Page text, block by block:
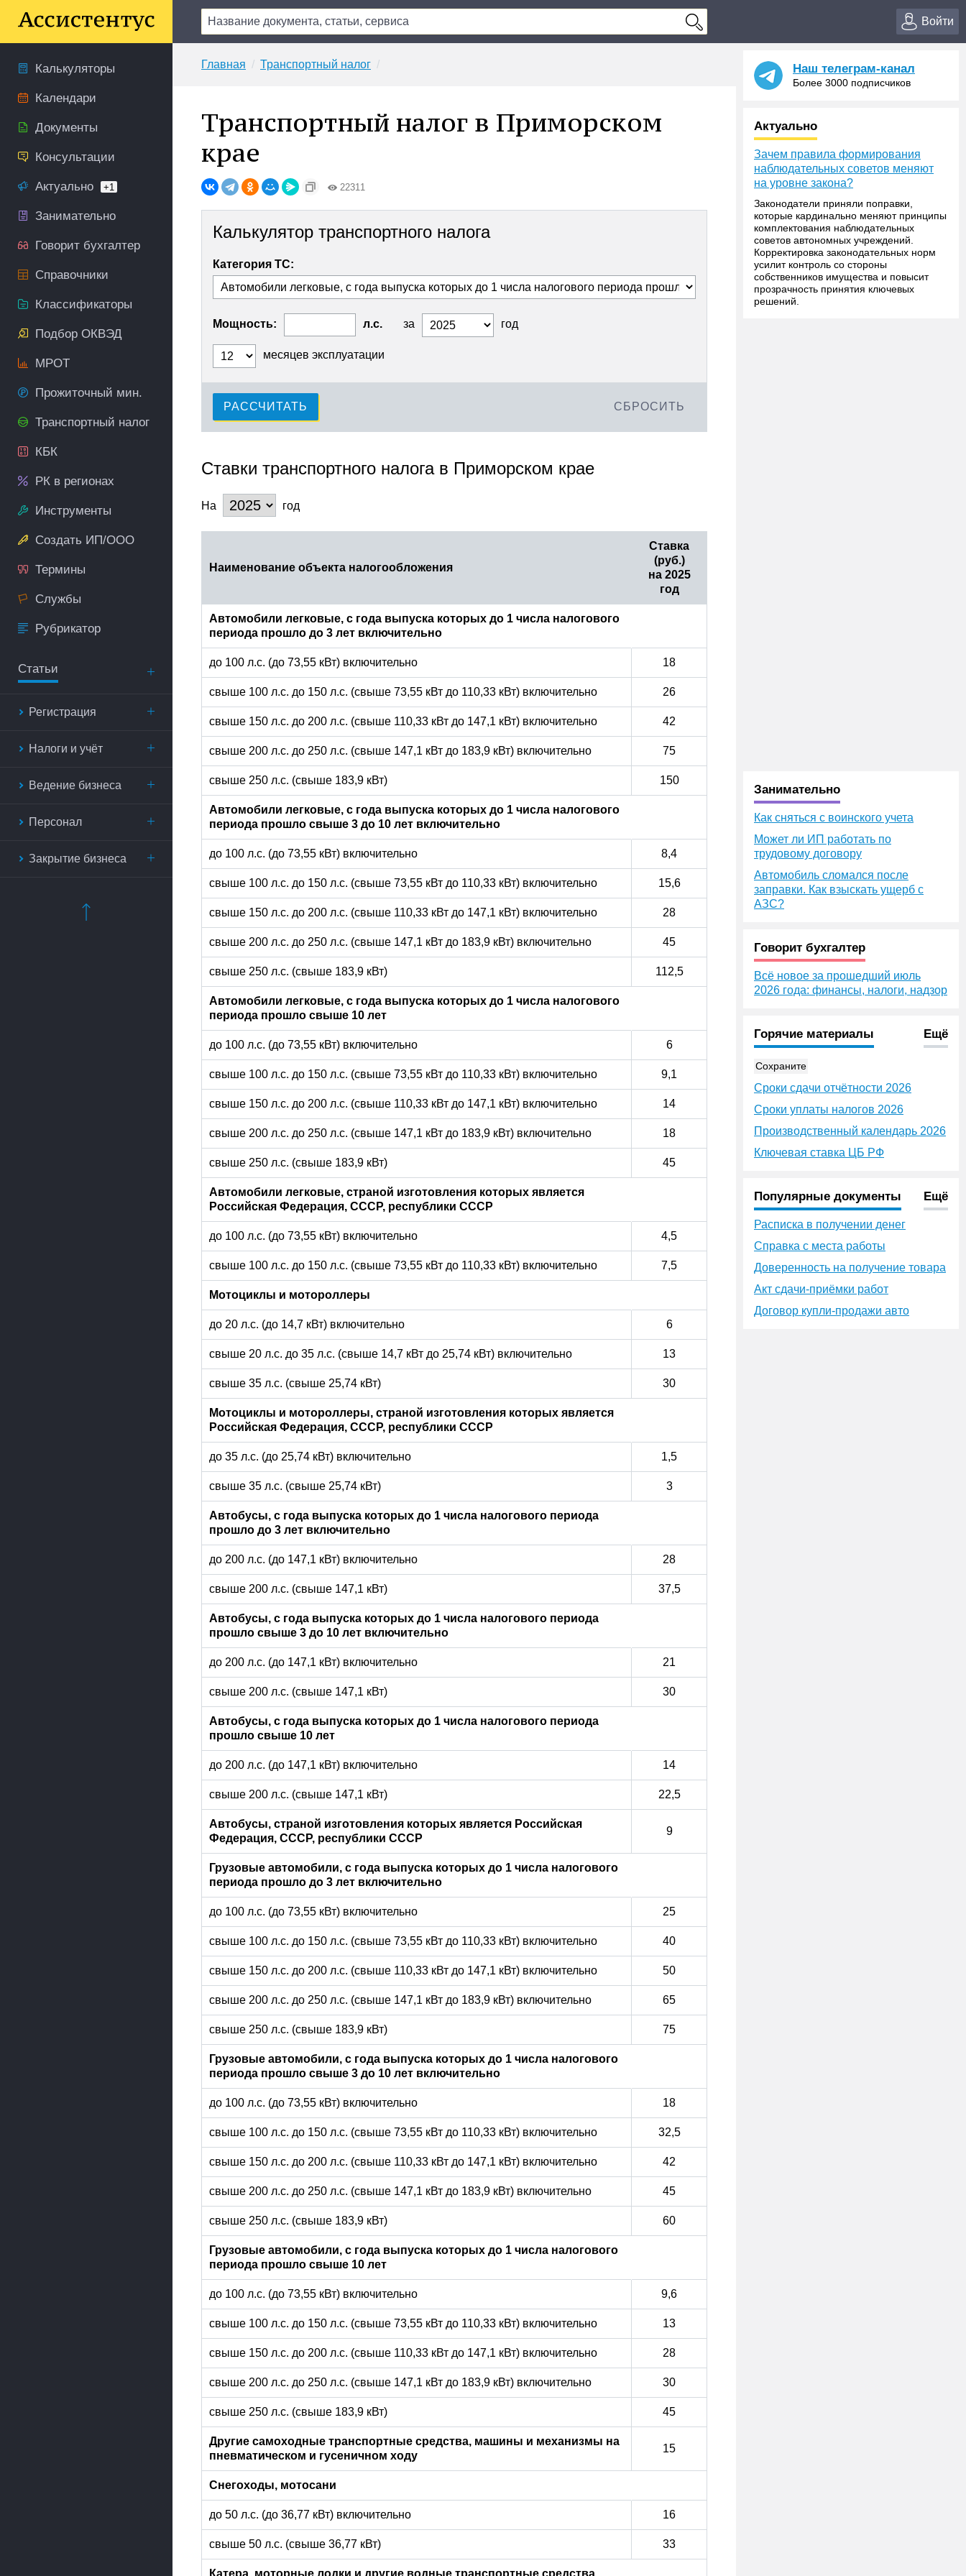
Войти
Калькуляторы
Календари
Документы
Консультации
Актуально +1
Занимательно
Говорит бухгалтер
Справочники
Классификаторы
Подбор ОКВЭД
МРОТ
Прожиточный мин.
Транспортный налог
КБК
РК в регионах
Инструменты
Создать ИП/ООО
Термины
Службы
Рубрикатор
Статьи
Регистрация
Налоги и учёт
Ведение бизнеса
Персонал
Закрытие бизнеса
Главная Транспортный налог
Транспортный налог в Приморском
крае
22311
Калькулятор транспортного налога
Категория ТС:
Мощность: л.с. за год
месяцев эксплуатации
РАССЧИТАТЬ СБРОСИТЬ
Ставки транспортного налога в Приморском крае
На год
Наименование объекта налогообложения
Ставка
(руб.)
на 2025
год
Автомобили легковые, с года выпуска которых до 1 числа налогового
периода прошло до 3 лет включительно
до 100 л.с. (до 73,55 кВт) включительно 18
свыше 100 л.с. до 150 л.с. (свыше 73,55 кВт до 110,33 кВт) включительно 26
свыше 150 л.с. до 200 л.с. (свыше 110,33 кВт до 147,1 кВт) включительно 42
свыше 200 л.с. до 250 л.с. (свыше 147,1 кВт до 183,9 кВт) включительно 75
свыше 250 л.с. (свыше 183,9 кВт) 150
Автомобили легковые, с года выпуска которых до 1 числа налогового
периода прошло свыше 3 до 10 лет включительно
до 100 л.с. (до 73,55 кВт) включительно 8,4
свыше 100 л.с. до 150 л.с. (свыше 73,55 кВт до 110,33 кВт) включительно 15,6
свыше 150 л.с. до 200 л.с. (свыше 110,33 кВт до 147,1 кВт) включительно 28
свыше 200 л.с. до 250 л.с. (свыше 147,1 кВт до 183,9 кВт) включительно 45
свыше 250 л.с. (свыше 183,9 кВт) 112,5
Автомобили легковые, с года выпуска которых до 1 числа налогового
периода прошло свыше 10 лет
до 100 л.с. (до 73,55 кВт) включительно 6
свыше 100 л.с. до 150 л.с. (свыше 73,55 кВт до 110,33 кВт) включительно 9,1
свыше 150 л.с. до 200 л.с. (свыше 110,33 кВт до 147,1 кВт) включительно 14
свыше 200 л.с. до 250 л.с. (свыше 147,1 кВт до 183,9 кВт) включительно 18
свыше 250 л.с. (свыше 183,9 кВт) 45
Автомобили легковые, страной изготовления которых является
Российская Федерация, СССР, республики СССР
до 100 л.с. (до 73,55 кВт) включительно 4,5
свыше 100 л.с. до 150 л.с. (свыше 73,55 кВт до 110,33 кВт) включительно 7,5
Мотоциклы и мотороллеры
до 20 л.с. (до 14,7 кВт) включительно 6
свыше 20 л.с. до 35 л.с. (свыше 14,7 кВт до 25,74 кВт) включительно 13
свыше 35 л.с. (свыше 25,74 кВт) 30
Мотоциклы и мотороллеры, страной изготовления которых является
Российская Федерация, СССР, республики СССР
до 35 л.с. (до 25,74 кВт) включительно 1,5
свыше 35 л.с. (свыше 25,74 кВт) 3
Автобусы, с года выпуска которых до 1 числа налогового периода
прошло до 3 лет включительно
до 200 л.с. (до 147,1 кВт) включительно 28
свыше 200 л.с. (свыше 147,1 кВт) 37,5
Автобусы, с года выпуска которых до 1 числа налогового периода
прошло свыше 3 до 10 лет включительно
до 200 л.с. (до 147,1 кВт) включительно 21
свыше 200 л.с. (свыше 147,1 кВт) 30
Автобусы, с года выпуска которых до 1 числа налогового периода
прошло свыше 10 лет
до 200 л.с. (до 147,1 кВт) включительно 14
свыше 200 л.с. (свыше 147,1 кВт) 22,5
Автобусы, страной изготовления которых является Российская
Федерация, СССР, республики СССР
9
Грузовые автомобили, с года выпуска которых до 1 числа налогового
периода прошло до 3 лет включительно
до 100 л.с. (до 73,55 кВт) включительно 25
свыше 100 л.с. до 150 л.с. (свыше 73,55 кВт до 110,33 кВт) включительно 40
свыше 150 л.с. до 200 л.с. (свыше 110,33 кВт до 147,1 кВт) включительно 50
свыше 200 л.с. до 250 л.с. (свыше 147,1 кВт до 183,9 кВт) включительно 65
свыше 250 л.с. (свыше 183,9 кВт) 75
Грузовые автомобили, с года выпуска которых до 1 числа налогового
периода прошло свыше 3 до 10 лет включительно
до 100 л.с. (до 73,55 кВт) включительно 18
свыше 100 л.с. до 150 л.с. (свыше 73,55 кВт до 110,33 кВт) включительно 32,5
свыше 150 л.с. до 200 л.с. (свыше 110,33 кВт до 147,1 кВт) включительно 42
свыше 200 л.с. до 250 л.с. (свыше 147,1 кВт до 183,9 кВт) включительно 45
свыше 250 л.с. (свыше 183,9 кВт) 60
Грузовые автомобили, с года выпуска которых до 1 числа налогового
периода прошло свыше 10 лет
до 100 л.с. (до 73,55 кВт) включительно 9,6
свыше 100 л.с. до 150 л.с. (свыше 73,55 кВт до 110,33 кВт) включительно 13
свыше 150 л.с. до 200 л.с. (свыше 110,33 кВт до 147,1 кВт) включительно 28
свыше 200 л.с. до 250 л.с. (свыше 147,1 кВт до 183,9 кВт) включительно 30
свыше 250 л.с. (свыше 183,9 кВт) 45
Другие самоходные транспортные средства, машины и механизмы на
пневматическом и гусеничном ходу
15
Снегоходы, мотосани
до 50 л.с. (до 36,77 кВт) включительно 16
свыше 50 л.с. (свыше 36,77 кВт) 33
Катера, моторные лодки и другие водные транспортные средства
Наш телеграм-канал
Более 3000 подписчиков
Актуально
Зачем правила формирования
наблюдательных советов меняют
на уровне закона?
Законодатели приняли поправки,
которые кардинально меняют принципы
комплектования наблюдательных
советов автономных учреждений.
Корректировка законодательных норм
усилит контроль со стороны
собственников имущества и повысит
прозрачность принятия ключевых
решений.
Занимательно
Как сняться с воинского учета
Может ли ИП работать по
трудовому договору
Автомобиль сломался после
заправки. Как взыскать ущерб с
АЗС?
Говорит бухгалтер
Всё новое за прошедший июль
2026 года: финансы, налоги, надзор
Горячие материалы Ещё
Сохраните
Сроки сдачи отчётности 2026
Сроки уплаты налогов 2026
Производственный календарь 2026
Ключевая ставка ЦБ РФ
Популярные документы Ещё
Расписка в получении денег
Справка с места работы
Доверенность на получение товара
Акт сдачи-приёмки работ
Договор купли-продажи авто